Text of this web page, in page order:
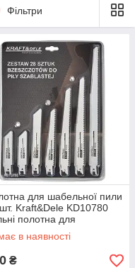
Фільтри
для шабельної пили
Kraft&Dele KD10780
полотна для
пили riven
в наявності
₴